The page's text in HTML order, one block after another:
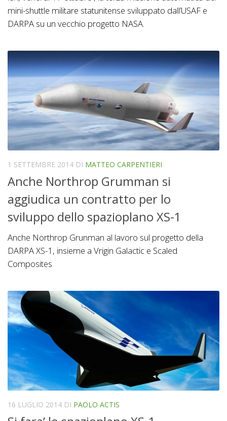
mini-shuttle militare statunitense sviluppato dall’USAF e
DARPA su un vecchio progetto NASA.
1 SETTEMBRE 2014 DI MATTEO CARPENTIERI
Anche Northrop Grumman si
aggiudica un contratto per lo
sviluppo dello spazioplano XS-1
Anche Northrop Grunman al lavoro sul progetto della
DARPA XS-1, insieme a Vrigin Galactic e Scaled
Composites
16 LUGLIO 2014 DI PAOLO ACTIS